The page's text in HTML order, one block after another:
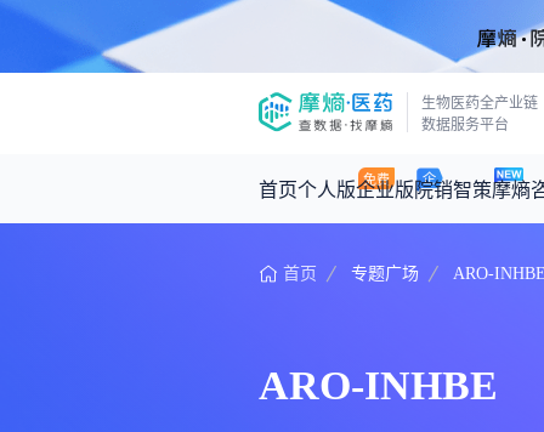
生物医药全产业链
数据服务平台
首页个人版企业版院销智策摩熵
咨询服务
产品立项评估及管线规划
摩熵原创
深度分析
数据中心
基于市场数据，为您提供全面的市场
王中健
首页 专题广场 ARO-
ARO-INHBE